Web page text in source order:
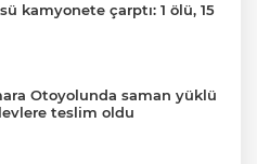
kamyonete çarptı: 1 ölü, 15
Otoyolunda saman yüklü
teslim oldu